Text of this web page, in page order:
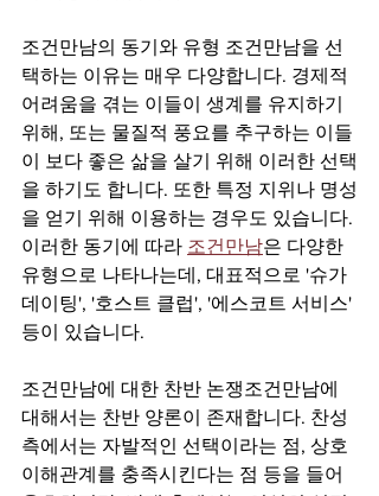
조건만남의 동기와 유형 조건만남을 선
택하는 이유는 매우 다양합니다. 경제적
어려움을 겪는 이들이 생계를 유지하기
위해, 또는 물질적 풍요를 추구하는 이들
이 보다 좋은 삶을 살기 위해 이러한 선택
을 하기도 합니다. 또한 특정 지위나 명성
을 얻기 위해 이용하는 경우도 있습니다.
이러한 동기에 따라 조건만남은 다양한
유형으로 나타나는데, 대표적으로 '슈가
데이팅', '호스트 클럽', '에스코트 서비스'
등이 있습니다.
조건만남에 대한 찬반 논쟁조건만남에
대해서는 찬반 양론이 존재합니다. 찬성
측에서는 자발적인 선택이라는 점, 상호
이해관계를 충족시킨다는 점 등을 들어